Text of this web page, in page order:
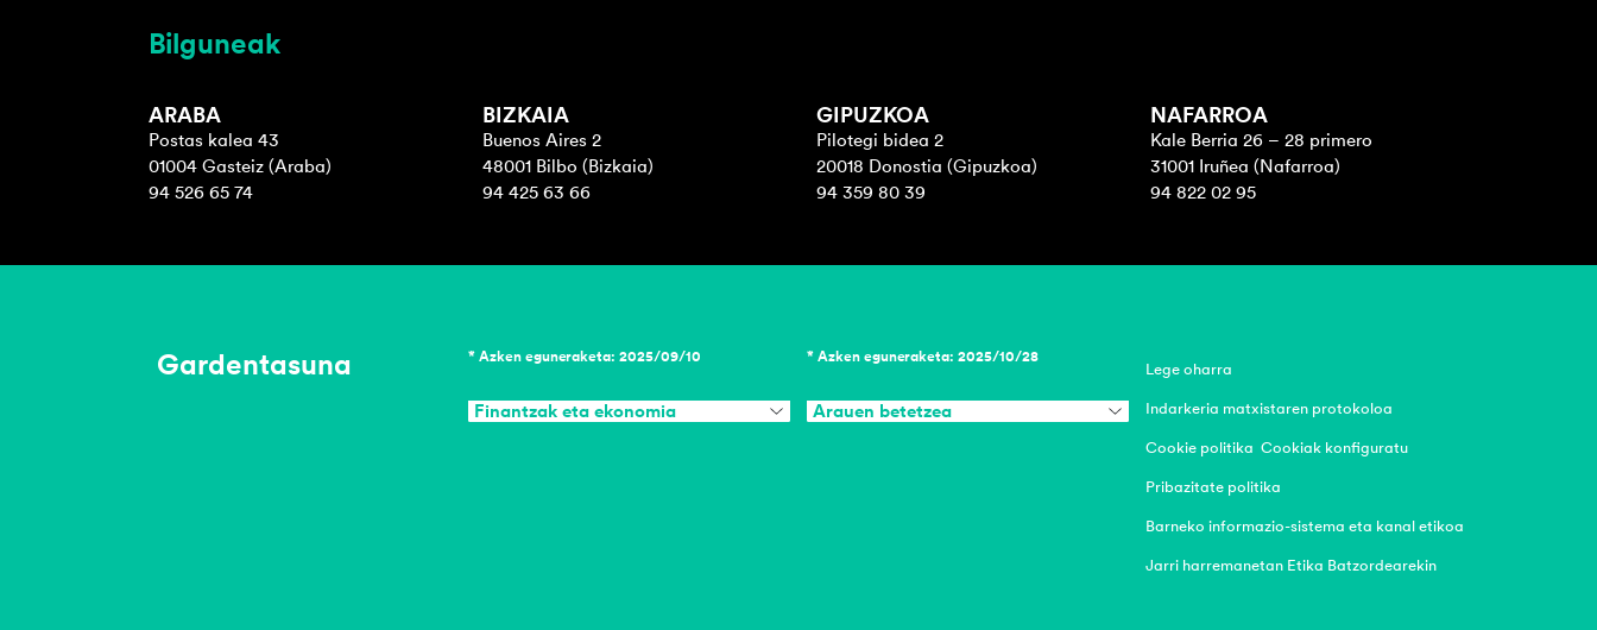
Bilguneak
ARABA
Postas kalea 43
01004 Gasteiz (Araba)
94 526 65 74
BIZKAIA
Buenos Aires 2
48001 Bilbo (Bizkaia)
94 425 63 66
GIPUZKOA
Pilotegi bidea 2
20018 Donostia (Gipuzkoa)
94 359 80 39
NAFARROA
Kale Berria 26 – 28 primero
31001 Iruñea (Nafarroa)
94 822 02 95
Gardentasuna * Azken eguneraketa: 2025/09/10
Finantzak eta ekonomia
* Azken eguneraketa: 2025/10/28
Arauen betetzea
Lege oharra
Indarkeria matxistaren protokoloa
Cookie politika Cookiak konfiguratu
Pribazitate politika
Barneko informazio-sistema eta kanal etikoa
Jarri harremanetan Etika Batzordearekin